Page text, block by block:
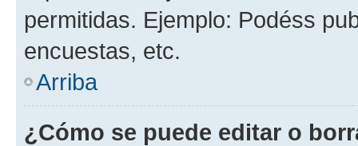
permitidas. Ejemplo: Podéss
encuestas, etc.
Arriba
¿Cómo se puede editar o